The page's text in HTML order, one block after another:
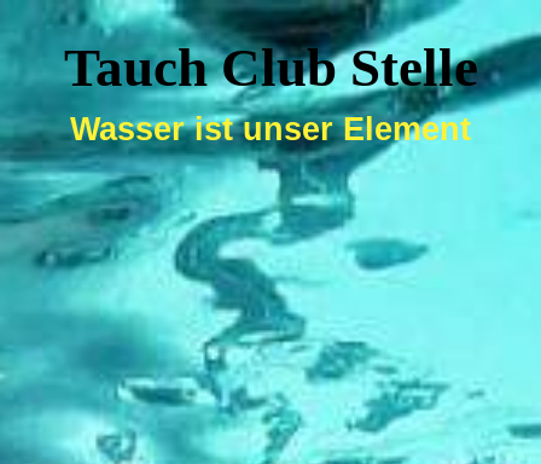
Tauch Club Stelle
Wasser ist unser Element